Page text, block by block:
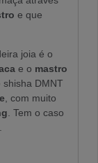
e que
joia é o
e o mastro
shisha DMNT
, com muito
. Tem o caso